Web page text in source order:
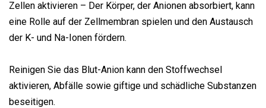
Zellen aktivieren – Der Körper, der Anionen absorbiert, kann
eine Rolle auf der Zellmembran spielen und den Austausch
der K- und Na-Ionen fördern.
Reinigen Sie das Blut-Anion kann den Stoffwechsel
aktivieren, Abfälle sowie giftige und schädliche Substanzen
beseitigen.